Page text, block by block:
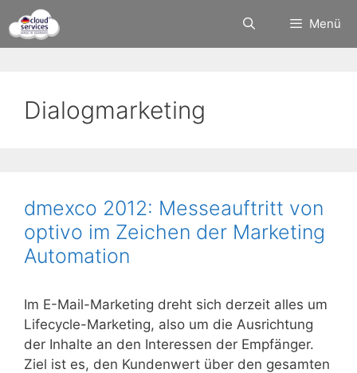
Inhalt
springen
Menü
Dialogmarketing
dmexco 2012: Messeauftritt von
optivo im Zeichen der Marketing
Automation
Im E-Mail-Marketing dreht sich derzeit alles um
Lifecycle-Marketing, also um die Ausrichtung
der Inhalte an den Interessen der Empfänger.
Ziel ist es, den Kundenwert über den gesamten